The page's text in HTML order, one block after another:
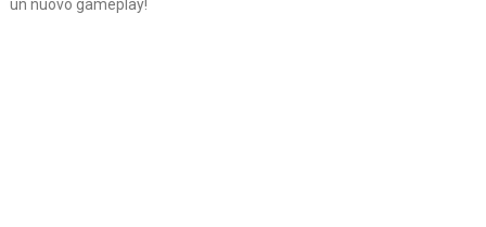
un nuovo gameplay!